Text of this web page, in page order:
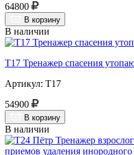
64800
В корзину
В наличии
Т17 Тренажер спасения
Артикул: Т17
54900
В корзину
В наличии